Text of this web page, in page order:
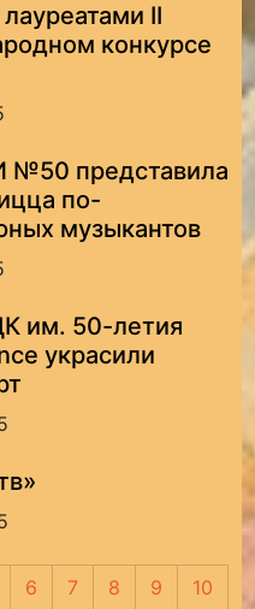
II
конкурсе
№50 представила
по-
музыкантов
им. 50-летия
украсили
6 7 8 9
10